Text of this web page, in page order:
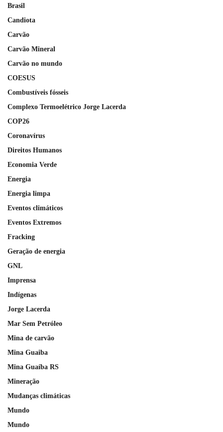
Brasil
Candiota
Carvão
Carvão Mineral
Carvão no mundo
COESUS
Combustíveis fósseis
Complexo Termoelétrico Jorge Lacerda
COP26
Coronavírus
Direitos Humanos
Economia Verde
Energia
Energia limpa
Eventos climáticos
Eventos Extremos
Fracking
Geração de energia
GNL
Imprensa
Indígenas
Jorge Lacerda
Mar Sem Petróleo
Mina de carvão
Mina Guaiba
Mina Guaíba RS
Mineração
Mudanças climáticas
Mundo
Mundo